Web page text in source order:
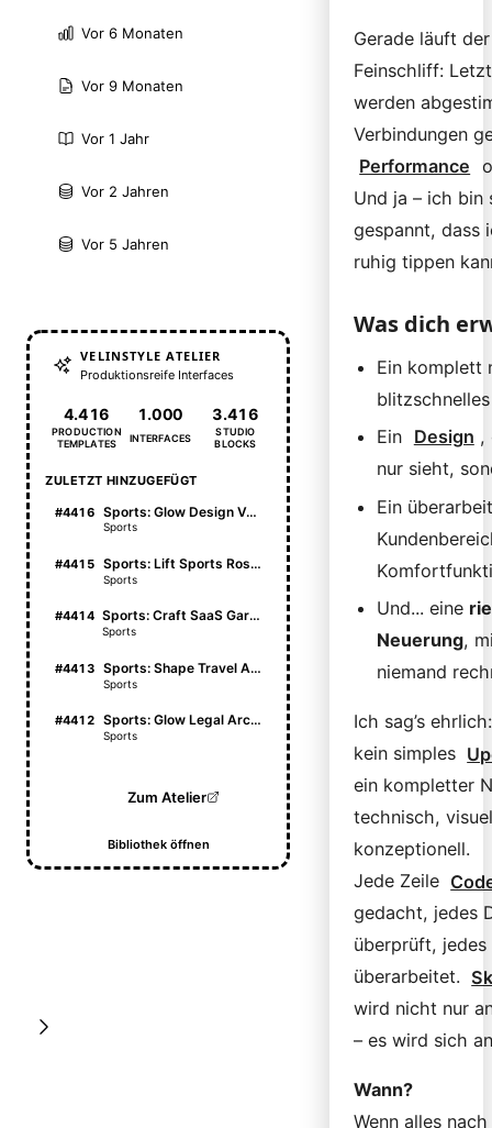
Vor 6 Monaten
Vor 9 Monaten
Vor 1 Jahr
Vor 2 Jahren
Vor 5 Jahren
VELINSTYLE ATELIER
Produktionsreife Interfaces
4.416
PRODUCTION
TEMPLATES
1.000
INTERFACES
3.416
STUDIO
BLOCKS
ZULETZT HINZUGEFÜGT
#4416 Sports: Glow Design Vault
Sports
#4415 Sports: Lift Sports Roster
Sports
#4414 Sports: Craft SaaS Garden
Sports
#4413 Sports: Shape Travel Atlas
Sports
#4412 Sports: Glow Legal Archive
Sports
Zum Atelier
Bibliothek öffnen
Gerade läuft
Feinschliff:
werden
Verbindungen
Performance
Und ja – ich bin
gespannt, dass
ruhig tippen
Was dich
Ein komplett
Ein Design ,
nur sieht,
Ein
Und... eine
Neuerung,
niemand
Ich sag’s
kein simples
ein kompletter
technisch,
konzeptionell.
Jede Zeile
gedacht, jedes
überprüft, jedes
überarbeitet.
wird nicht nur
– es wird sich
Wann?
Wenn alles